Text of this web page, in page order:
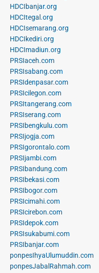
HDCIbanjar.org
HDCItegal.org
HDCIsemarang.org
HDCIkediri.org
HDCImadiun.org
PRSIaceh.com
PRSIsabang.com
PRSIdenpasar.com
PRSIcilegon.com
PRSItangerang.com
PRSIserang.com
PRSIbengkulu.com
PRSIjogja.com
PRSIgorontalo.com
PRSIjambi.com
PRSIbandung.com
PRSIbekasi.com
PRSIbogor.com
PRSIcimahi.com
PRSIcirebon.com
PRSIdepok.com
PRSIsukabumi.com
PRSIbanjar.com
ponpesIhyaUlumuddin.com
ponpesJabalRahmah.com